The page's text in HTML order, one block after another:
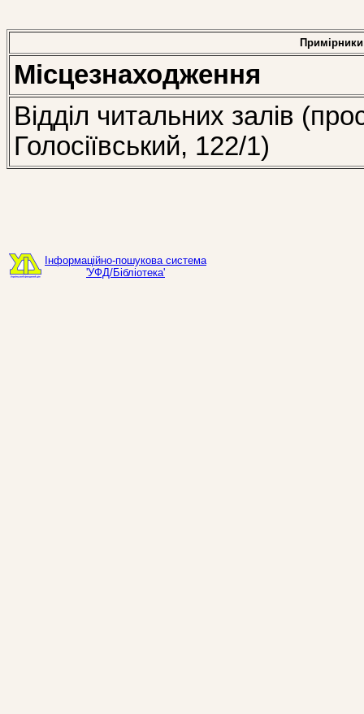
Примірники
Місцезнаходження
Відділ читальних залів
Голосіївський, 122/1)
Інформаційно-пошукова система
'УФД/Бібліотека'